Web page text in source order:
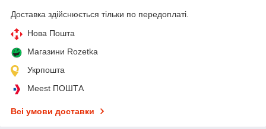
Доставка здійснюється тільки по передоплаті.
Нова Пошта
Магазини Rozetka
Укрпошта
Meest ПОШТА
Всі умови доставки